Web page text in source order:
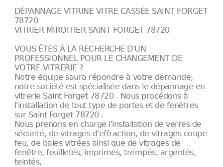
DÉPANNAGE VITRINE VITRE CASSÉE SAINT FORGET
78720
VITRIER MIROITIER SAINT FORGET 78720
VOUS ÊTES À LA RECHERCHE D'UN
PROFESSIONNEL POUR LE CHANGEMENT DE
VOTRE VITRERIE ?
Notre équipe saura répondre à votre demande,
notre société est spécialisée dans le dépannage en
vitrerie Saint Forget 78720 . Nous procédons à
l'installation de tout type de portes et de fenêtres
sur Saint Forget 78720 .
Nous prenons en charge l'installation de verres de
sécurité, de vitrages d'effraction, de vitrages coupe
feu, de baies vitrées ainsi que de vitrages de
fenêtre, feuilletés, imprimés, trempés, argentés,
teintés,